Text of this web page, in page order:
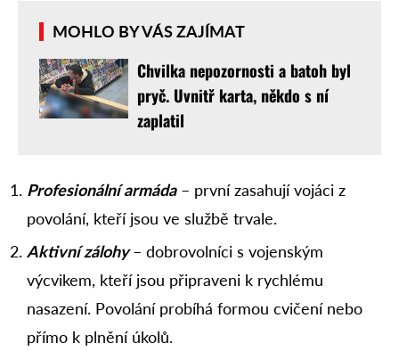
MOHLO BY VÁS ZAJÍMAT
Chvilka nepozornosti a batoh byl
pryč. Uvnitř karta, někdo s ní
zaplatil
Profesionální armáda–⁠ první zasahují vojáci z
povolání, kteří jsou ve službě trvale.
Aktivní zálohy–⁠ dobrovolníci s vojenským
výcvikem, kteří jsou připraveni k rychlému
nasazení. Povolání probíhá formou cvičení nebo
přímo k plnění úkolů.